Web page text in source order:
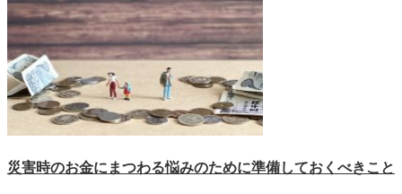
災害時のお金にまつわる悩みのために準備しておくべきこと